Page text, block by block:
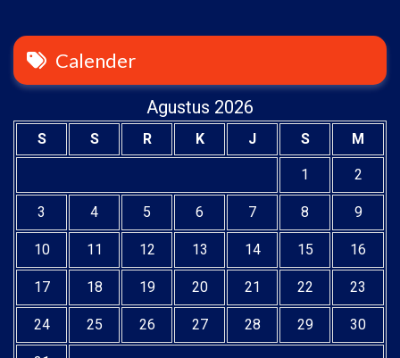
Calender
Agustus 2026
S S R K J S M
1 2
3 4 5 6 7 8 9
10 11 12 13 14 15 16
17 18 19 20 21 22 23
24 25 26 27 28 29 30